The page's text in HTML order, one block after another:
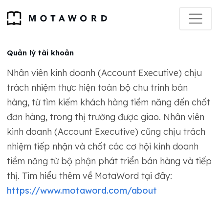
Quản lý tài khoản
Nhân viên kinh doanh (Account Executive) chịu
trách nhiệm thực hiện toàn bộ chu trình bán
hàng, từ tìm kiếm khách hàng tiềm năng đến chốt
đơn hàng, trong thị trường được giao. Nhân viên
kinh doanh (Account Executive) cũng chịu trách
nhiệm tiếp nhận và chốt các cơ hội kinh doanh
tiềm năng từ bộ phận phát triển bán hàng và tiếp
thị. Tìm hiểu thêm về MotaWord tại đây:
https://www.motaword.com/about